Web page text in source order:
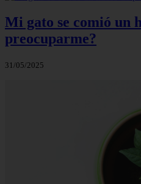
Mi gato se comió un
preocuparme?
31/05/2025